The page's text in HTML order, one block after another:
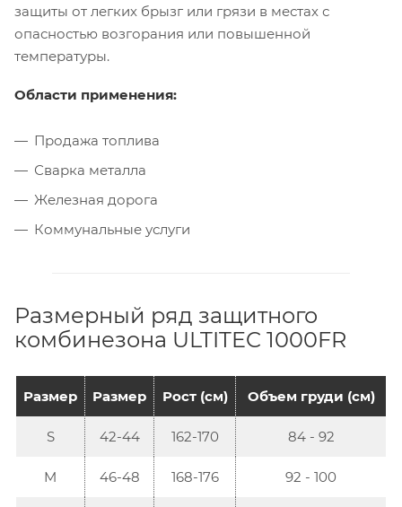
защиты от легких брызг или грязи в местах с
опасностью возгорания или повышенной
температуры.
Области применения:
Продажа топлива
Сварка металла
Железная дорога
Коммунальные услуги
Размерный ряд защитного
комбинезона ULTITEC 1000FR
Размер Размер Рост (см) Объем груди (см)
S 42-44 162-170 84 - 92
M 46-48 168-176 92 - 100